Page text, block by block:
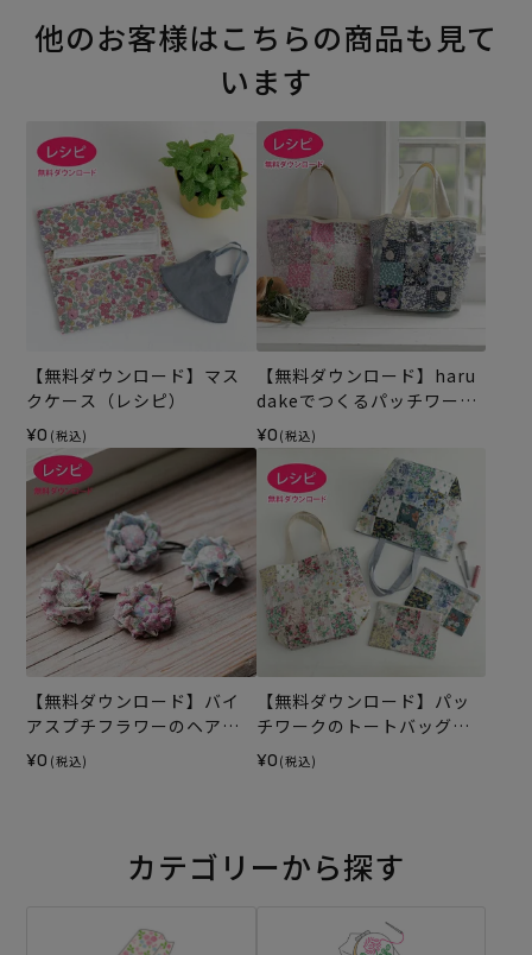
他のお客様はこちらの商品も見て
います
【無料ダウンロード】マス
クケース（レシピ）
¥0 (税込)
【無料ダウンロード】haru
dakeでつくるパッチワーク
バッグ（レシピ）
¥0 (税込)
【無料ダウンロード】バイ
アスプチフラワーのヘアゴ
ム（レシピ）
¥0 (税込)
【無料ダウンロード】パッ
チワークのトートバッグ＆
ポーチ（レシピ）
¥0 (税込)
カテゴリーから探す